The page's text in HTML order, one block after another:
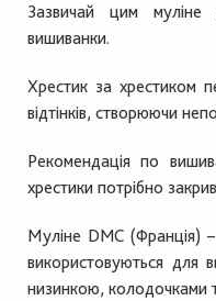
Зазвичай цим муліне
вишиванки.
Хрестик за хрестиком
відтінків, створюючи
Рекомендація по
хрестики потрібно
Муліне DMC (Франція) –
використовуються для
низинкою, колодочками